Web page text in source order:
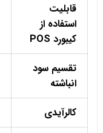
قابلیت
استفاده از
کیبورد POS
تقسیم سود
انباشته
کالرآیدی